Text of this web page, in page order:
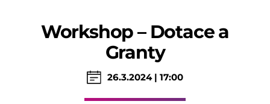
Workshop – Dotace a
Granty
26.3.2024 | 17:00